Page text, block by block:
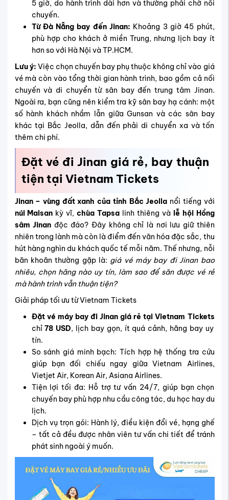
5 giờ, do hành trình dài hơn và thường phải chờ nối
chuyến.
Từ Đà Nẵng bay đến Jinan: Khoảng 3 giờ 45 phút,
phù hợp cho khách ở miền Trung, nhưng lịch bay ít
hơn so với Hà Nội và TP.HCM.
Lưu ý: Việc chọn chuyến bay phụ thuộc không chỉ vào giá
vé mà còn vào tổng thời gian hành trình, bao gồm cả nối
chuyến và di chuyển từ sân bay đến trung tâm Jinan.
Ngoài ra, bạn cũng nên kiểm tra kỹ sân bay hạ cánh: một
số hành khách nhầm lẫn giữa Gunsan và các sân bay
khác tại Bắc Jeolla, dẫn đến phải di chuyển xa và tốn
thêm chi phí.
Đặt vé đi Jinan giá rẻ, bay thuận
tiện tại Vietnam Tickets
Jinan – vùng đất xanh của tỉnh Bắc Jeolla nổi tiếng với
núi Maisan kỳ vĩ,chùa Tapsa linh thiêng và lễ hội Hồng
sâm Jinan độc đáo? Đây không chỉ là nơi lưu giữ thiên
nhiên trong lành mà còn là điểm đến văn hóa đặc sắc, thu
hút hàng nghìn du khách quốc tế mỗi năm. Thế nhưng, nỗi
băn khoăn thường gặp là: giá vé máy bay đi Jinan bao
nhiêu, chọn hãng nào uy tín, làm sao để săn được vé rẻ
mà hành trình vẫn thuận tiện?
Giải pháp tối ưu từ Vietnam Tickets
Đặt vé máy bay đi Jinan giá rẻ tại Vietnam Tickets
chỉ78 USD, lịch bay gọn, ít quá cảnh, hãng bay uy
tín.
So sánh giá minh bạch: Tích hợp hệ thống tra cứu
giúp bạn đối chiếu ngay giữa Vietnam Airlines,
Vietjet Air, Korean Air, Asiana Airlines.
Tiện lợi tối đa: Hỗ trợ tư vấn 24/7, giúp bạn chọn
chuyến bay phù hợp nhu cầu công tác, du học hay du
lịch.
Dịch vụ trọn gói: Hành lý, điều kiện đổi vé, hạng ghế
– tất cả đều được nhân viên tư vấn chi tiết để tránh
phát sinh ngoài ý muốn.